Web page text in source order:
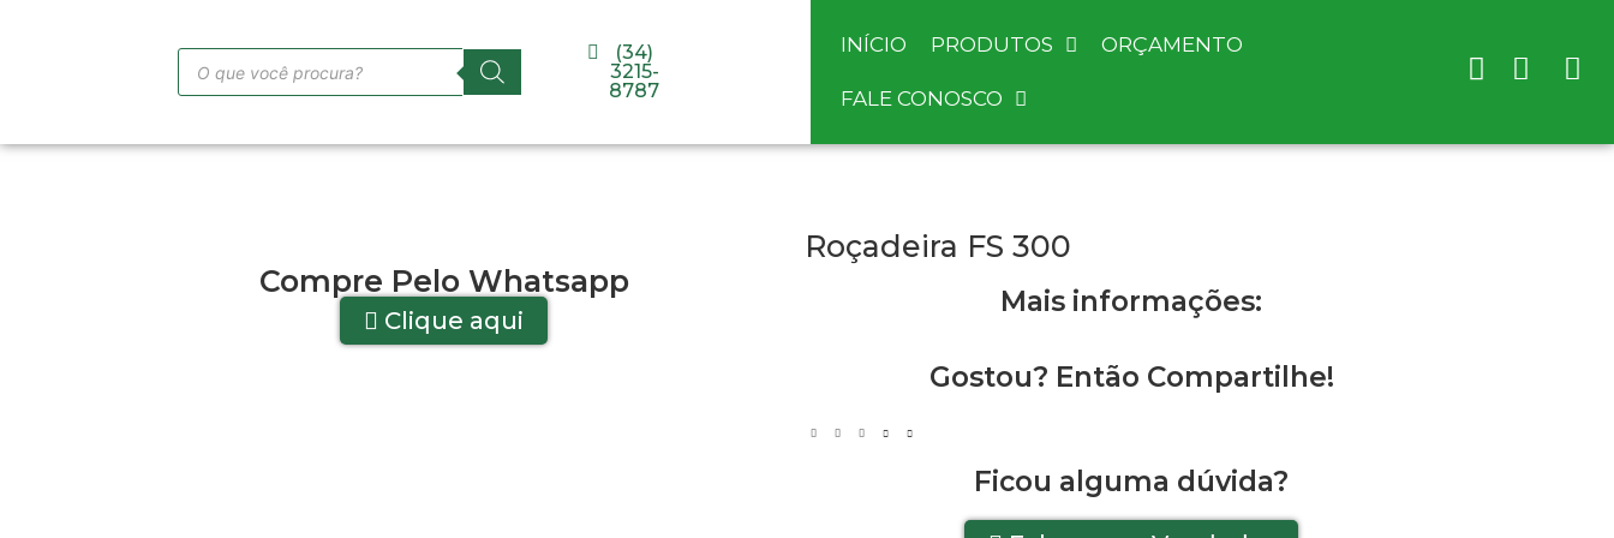
(34)
3215-
8787
INÍCIO PRODUTOS ORÇAMENTO
FALE CONOSCO
Compre Pelo Whatsapp
Clique aqui
Roçadeira FS 300
Mais informações:
Gostou? Então Compartilhe!
Ficou alguma dúvida?